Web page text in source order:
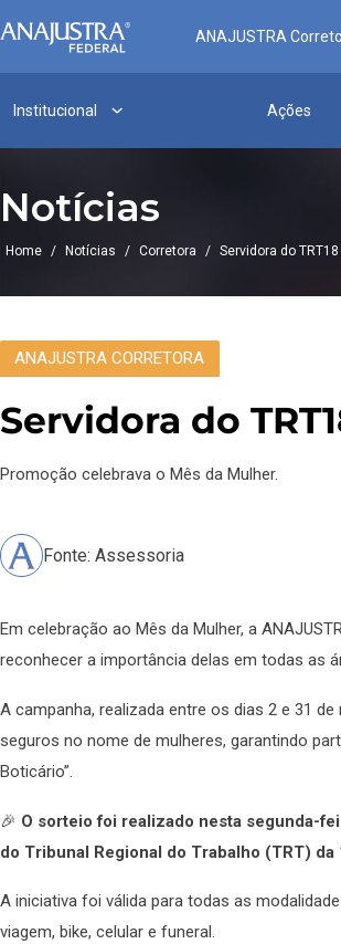
ANAJUSTRA
Institucional Ações
Notícias
Home / Notícias / Corretora / Servidora do
ANAJUSTRA CORRETORA
Servidora do
Promoção celebrava o Mês da Mulher.
Fonte: Assessoria
Em celebração ao Mês da Mulher, a
reconhecer a importância delas em todas as
A campanha, realizada entre os dias 2 e 31
seguros no nome de mulheres, garantindo
Boticário”.
🎉 O sorteio foi realizado nesta segunda-
do Tribunal Regional do Trabalho (TRT) da
A iniciativa foi válida para todas as
viagem, bike, celular e funeral.